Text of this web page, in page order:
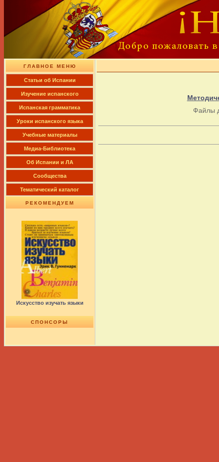
ГЛАВНОЕ МЕНЮ
Cтатьи об Испании
Изучение испанского
Испанская грамматика
Уроки испанского языка
Учебные материалы
Медиа-Библиотека
Об Испании и ЛА
Сообщества
Тематический каталог
РЕКОМЕНДУЕМ
Искусство изучать языки
СПОНСОРЫ
Файлы